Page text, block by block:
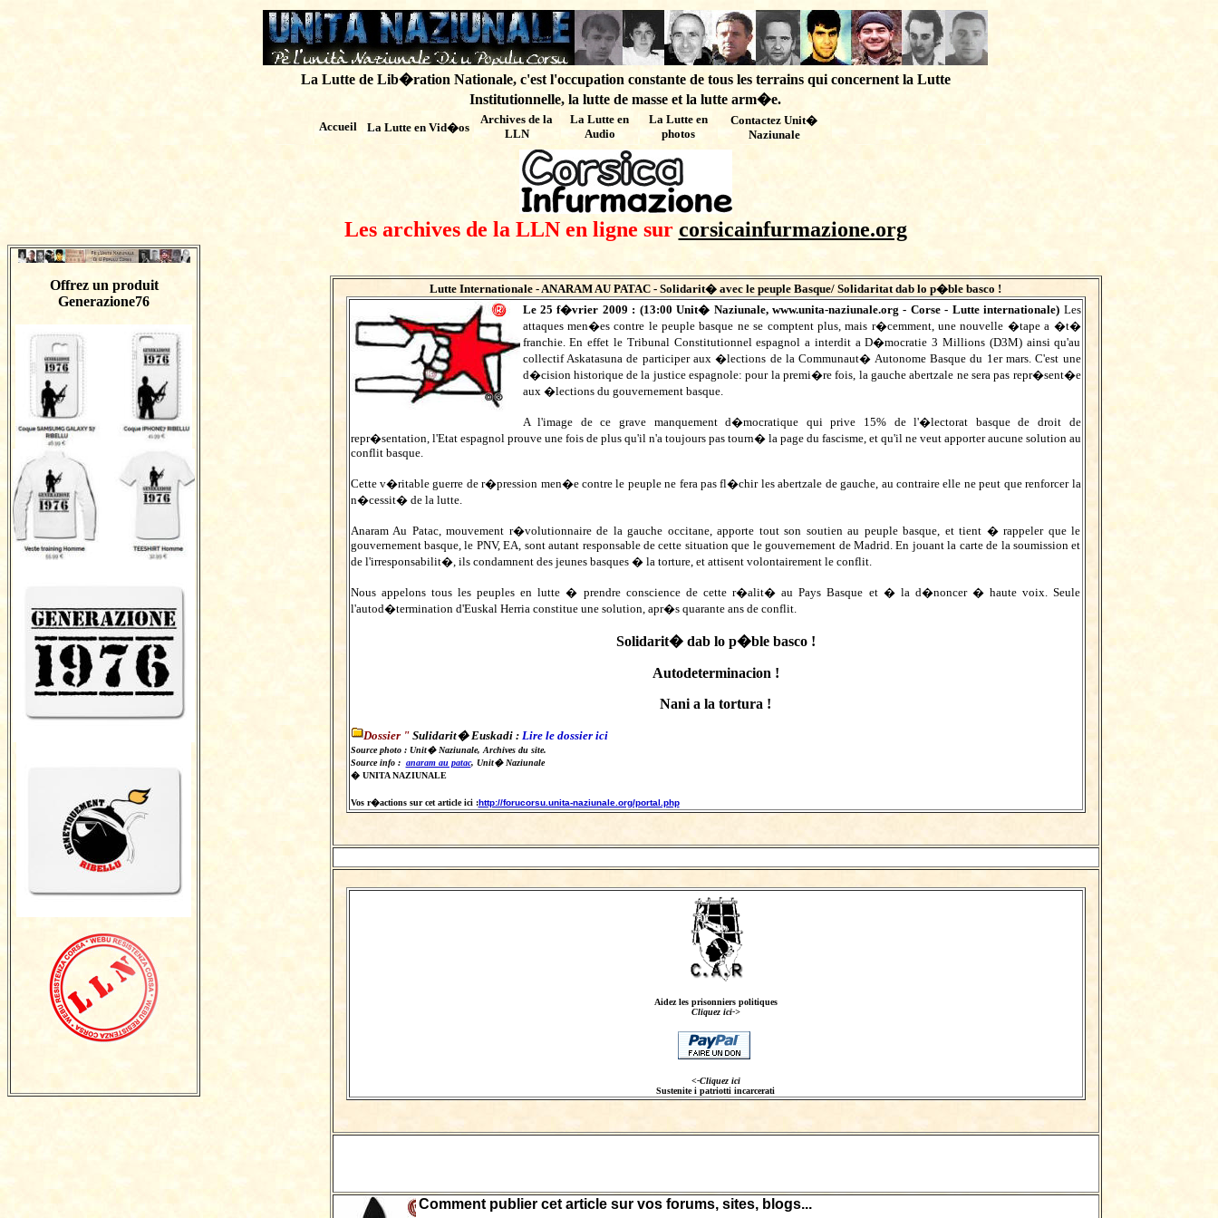
La Lutte de Lib�ration Nationale, c'est l'occupation constante de tous les terrains qui concernent la Lutte
Institutionnelle, la lutte de masse et la lutte arm�e.
Accueil La Lutte en Vid�os
Archives de la
LLN
La Lutte en
Audio
La Lutte en
photos
Contactez Unit�
Naziunale
Les archives de la LLN en ligne sur corsicainfurmazione.org
Offrez un produit
Generazione76
Lutte Internationale - ANARAM AU PATAC - Solidarit� avec le peuple Basque/ Solidaritat dab lo p�ble basco !
Le 25 f�vrier 2009 : (13:00 Unit� Naziunale, www.unita-naziunale.org - Corse - Lutte internationale) Les
attaques men�es contre le peuple basque ne se comptent plus, mais r�cemment, une nouvelle �tape a �t�
franchie. En effet le Tribunal Constitutionnel espagnol a interdit a D�mocratie 3 Millions (D3M) ainsi qu'au
collectif Askatasuna de participer aux �lections de la Communaut� Autonome Basque du 1er mars. C'est une
d�cision historique de la justice espagnole: pour la premi�re fois, la gauche abertzale ne sera pas repr�sent�e
aux �lections du gouvernement basque.
A l'image de ce grave manquement d�mocratique qui prive 15% de l'�lectorat basque de droit de
repr�sentation, l'Etat espagnol prouve une fois de plus qu'il n'a toujours pas tourn� la page du fascisme, et qu'il ne veut apporter aucune solution au
conflit basque.
Cette v�ritable guerre de r�pression men�e contre le peuple ne fera pas fl�chir les abertzale de gauche, au contraire elle ne peut que renforcer la
n�cessit� de la lutte.
Anaram Au Patac, mouvement r�volutionnaire de la gauche occitane, apporte tout son soutien au peuple basque, et tient � rappeler que le
gouvernement basque, le PNV, EA, sont autant responsable de cette situation que le gouvernement de Madrid. En jouant la carte de la soumission et
de l'irresponsabilit�, ils condamnent des jeunes basques � la torture, et attisent volontairement le conflit.
Nous appelons tous les peuples en lutte � prendre conscience de cette r�alit� au Pays Basque et � la d�noncer � haute voix. Seule
l'autod�termination d'Euskal Herria constitue une solution, apr�s quarante ans de conflit.
Solidarit� dab lo p�ble basco !
Autodeterminacion !
Nani a la tortura !
Dossier "Sulidarit� Euskadi :Lire le dossier ici
Source photo : Unit� Naziunale, Archives du site.
Source info : anaram au patac, Unit� Naziunale
� UNITA NAZIUNALE
Vos r�actions sur cet article ici :http://forucorsu.unita-naziunale.org/portal.php
Aidez les prisonniers politiques
Cliquez ici->
<-Cliquez ici
Sustenite i patriotti incarcerati
Comment publier cet article sur vos forums, sites, blogs...